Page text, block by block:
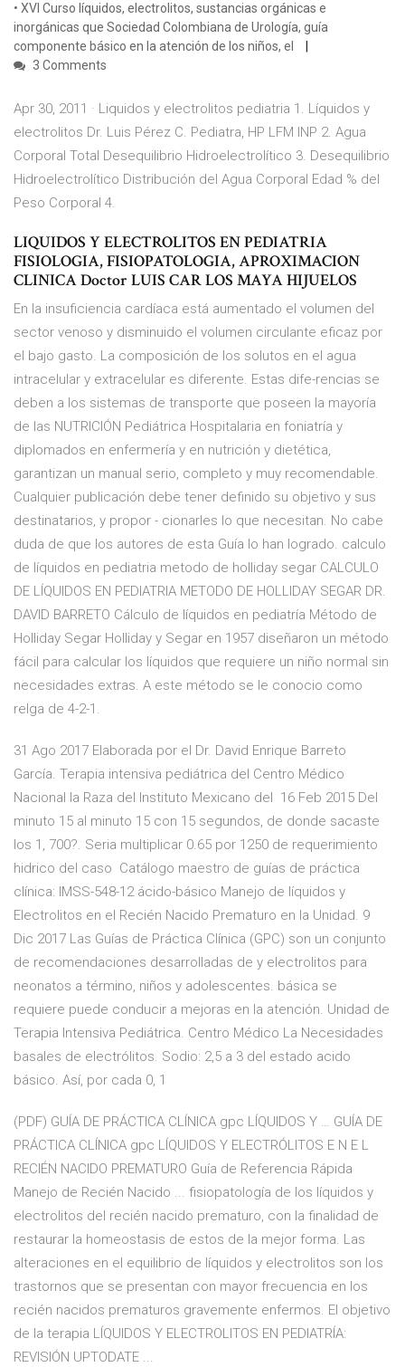
• XVI Curso líquidos, electrolitos, sustancias orgánicas e
inorgánicas que Sociedad Colombiana de Urología, guía
componente básico en la atención de los niños, el
3 Comments
Apr 30, 2011 · Liquidos y electrolitos pediatria 1. Líquidos y
electrolitos Dr. Luis Pérez C. Pediatra, HP LFM INP 2. Agua
Corporal Total Desequilibrio Hidroelectrolítico 3. Desequilibrio
Hidroelectrolítico Distribución del Agua Corporal Edad % del
Peso Corporal 4.
LIQUIDOS Y ELECTROLITOS EN PEDIATRIA
FISIOLOGIA, FISIOPATOLOGIA, APROXIMACION
CLINICA Doctor LUIS CAR LOS MAYA HIJUELOS
En la insuficiencia cardíaca está aumentado el volumen del
sector venoso y disminuido el volumen circulante eficaz por
el bajo gasto. La composición de los solutos en el agua
intracelular y extracelular es diferente. Estas dife-rencias se
deben a los sistemas de transporte que poseen la mayoría
de las NUTRICIÓN Pediátrica Hospitalaria en foniatría y
diplomados en enfermería y en nutrición y dietética,
garantizan un manual serio, completo y muy recomendable.
Cualquier publicación debe tener definido su objetivo y sus
destinatarios, y propor - cionarles lo que necesitan. No cabe
duda de que los autores de esta Guía lo han logrado. calculo
de líquidos en pediatria metodo de holliday segar CALCULO
DE LÍQUIDOS EN PEDIATRIA METODO DE HOLLIDAY SEGAR DR.
DAVID BARRETO Cálculo de líquidos en pediatría Método de
Holliday Segar Holliday y Segar en 1957 diseñaron un método
fácil para calcular los líquidos que requiere un niño normal sin
necesidades extras. A este método se le conocio como
relga de 4-2-1.
31 Ago 2017 Elaborada por el Dr. David Enrique Barreto
García. Terapia intensiva pediátrica del Centro Médico
Nacional la Raza del Instituto Mexicano del 16 Feb 2015 Del
minuto 15 al minuto 15 con 15 segundos, de donde sacaste
los 1, 700?. Seria multiplicar 0.65 por 1250 de requerimiento
hidrico del caso Catálogo maestro de guías de práctica
clínica: IMSS-548-12 ácido-básico Manejo de líquidos y
Electrolitos en el Recién Nacido Prematuro en la Unidad. 9
Dic 2017 Las Guías de Práctica Clínica (GPC) son un conjunto
de recomendaciones desarrolladas de y electrolitos para
neonatos a término, niños y adolescentes. básica se
requiere puede conducir a mejoras en la atención. Unidad de
Terapia Intensiva Pediátrica. Centro Médico La Necesidades
basales de electrólitos. Sodio: 2,5 a 3 del estado acido
básico. Así, por cada 0, 1
(PDF) GUÍA DE PRÁCTICA CLÍNICA gpc LÍQUIDOS Y … GUÍA DE
PRÁCTICA CLÍNICA gpc LÍQUIDOS Y ELECTRÓLITOS E N E L
RECIÉN NACIDO PREMATURO Guía de Referencia Rápida
Manejo de Recién Nacido ... fisiopatología de los líquidos y
electrolitos del recién nacido prematuro, con la finalidad de
restaurar la homeostasis de estos de la mejor forma. Las
alteraciones en el equilibrio de líquidos y electrolitos son los
trastornos que se presentan con mayor frecuencia en los
recién nacidos prematuros gravemente enfermos. El objetivo
de la terapia LÍQUIDOS Y ELECTROLITOS EN PEDIATRÍA:
REVISIÓN UPTODATE ...